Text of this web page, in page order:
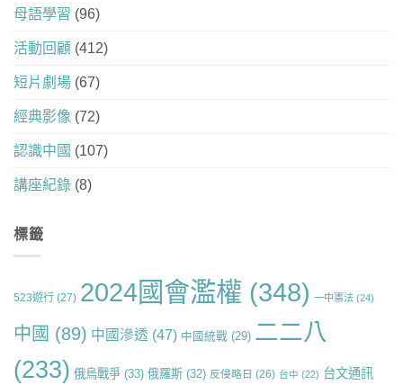
母語學習 (96)
活動回顧 (412)
短片劇場 (67)
經典影像 (72)
認識中國 (107)
講座紀錄 (8)
標籤
523遊行 (27) 2024國會濫權 (348) 一中憲法 (24)
中國 (89) 中國滲透 (47) 中國統戰 (29) 二二八
(233) 俄烏戰爭 (33) 俄羅斯 (32) 反侵略日 (26) 台中 (22) 台文通訊